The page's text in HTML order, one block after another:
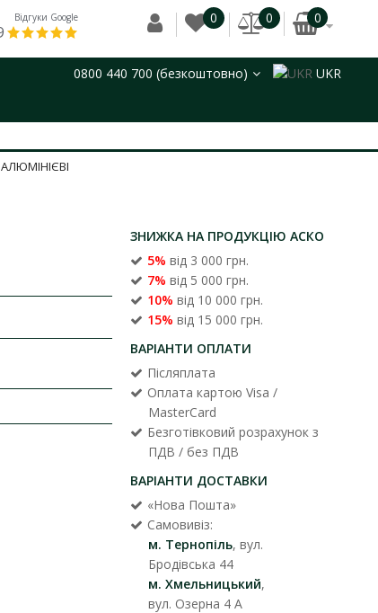
Відгуки Google 0 0 0
0800 440 700 (безкоштовно) UKR
ЗНИЖКА НА ПРОДУКЦІЮ АСКО
5% від 3 000 грн.
7% від 5 000 грн.
10% від 10 000 грн.
15% від 15 000 грн.
ВАРІАНТИ ОПЛАТИ
Післяплата
Оплата картою Visa /
MasterCard
Безготівковий розрахунок з
ПДВ / без ПДВ
ВАРІАНТИ ДОСТАВКИ
«Нова Пошта»
Самовивіз:
м. Тернопіль, вул.
Бродівська 44
м. Хмельницький,
вул. Озерна 4 А